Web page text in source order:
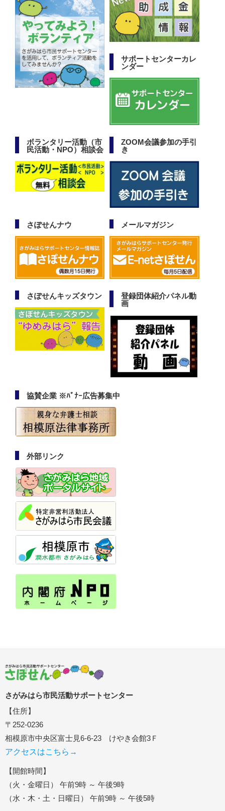
サポートセンターカレ
ンダー
ボランタリー活動（市
民活動・NPO）相談会
ZOOM会議参加の手引
き
さぽせんナウ メールマガジン
さぽせんキッズタウン
登録団体紹介パネル動
画
協賛企業 ※ﾊﾞﾅｰ広告募集中
外部リンク
さがみはら市民活動サポートセンター
【住所】
〒252-0236
相模原市中央区富士見6-6-23 けやき会館3Ｆ
アクセスはこちら→
【開館時間】
（火・金曜日） 午前9時 ～ 午後9時
（水・木・土・日曜日） 午前9時 ～ 午後5時